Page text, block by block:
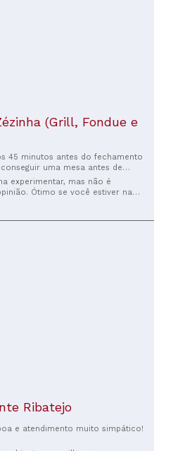
(Grill, Fondue e
45 minutos antes do fechamento
uma mesa antes de
Adoramos a refeição.
foram muito simpáticos e
muito o polvo… é delicioso e
do bacalhau. E a sobremesa
experimentar, mas não é
Ótimo se você estiver na
perguntar o
Ribatejo
e atendimento muito simpático!